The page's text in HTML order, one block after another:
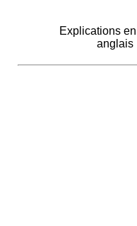
Explications en
anglais